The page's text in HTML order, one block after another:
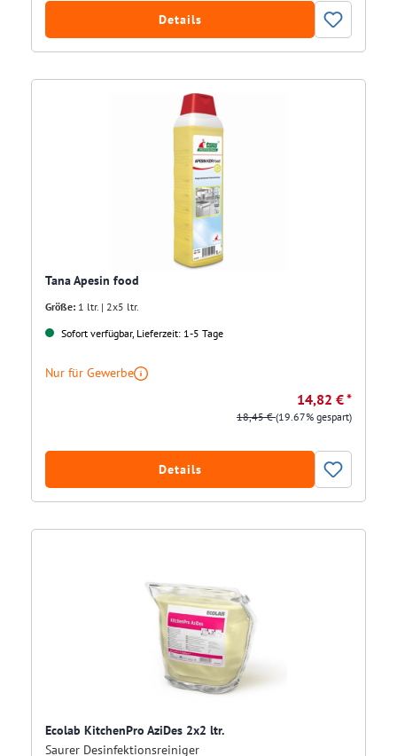
Details
Tana Apesin food
Größe: 1 ltr. | 2x5 ltr.
Sofort verfügbar, Lieferzeit: 1-5 Tage
Nur für Gewerbe
14,82 € *
18,45 €(19.67% gespart)
Details
Ecolab KitchenPro AziDes 2x2 ltr.
Saurer Desinfektionsreiniger